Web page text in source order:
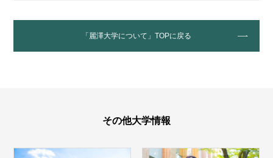
「麗澤大学について」TOPに戻る
その他大学情報